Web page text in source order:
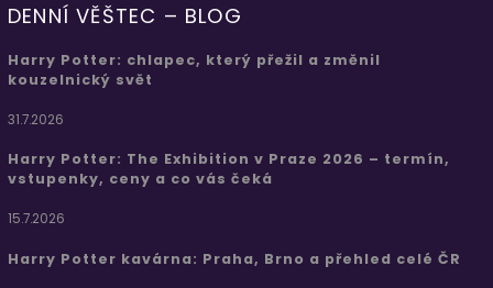
DENNÍ VĚŠTEC – BLOG
Harry Potter: chlapec, který přežil a změnil
kouzelnický svět
31.7.2026
Harry Potter: The Exhibition v Praze 2026 – termín,
vstupenky, ceny a co vás čeká
15.7.2026
Harry Potter kavárna: Praha, Brno a přehled celé ČR